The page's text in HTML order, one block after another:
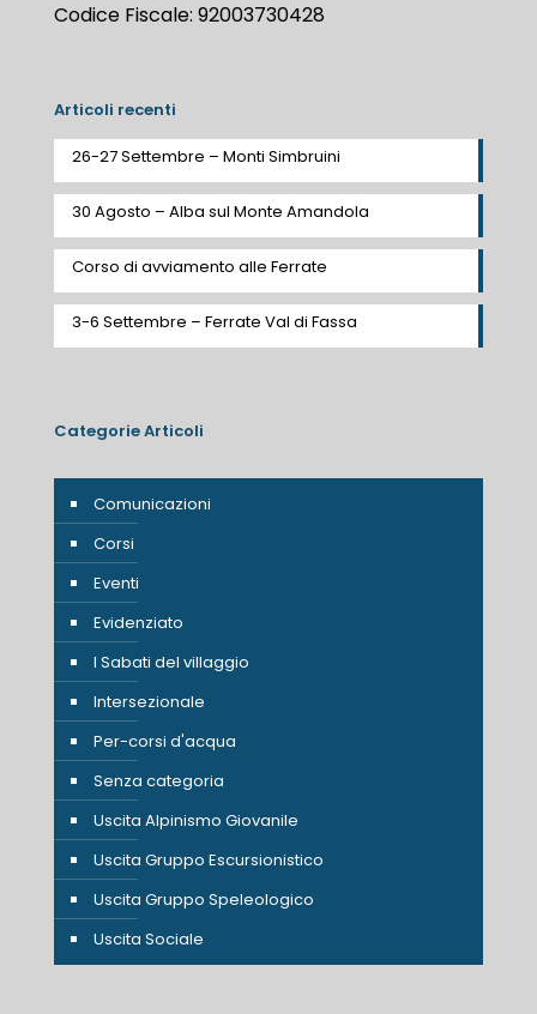
Codice Fiscale: 92003730428
Articoli recenti
26-27 Settembre – Monti Simbruini
30 Agosto – Alba sul Monte Amandola
Corso di avviamento alle Ferrate
3-6 Settembre – Ferrate Val di Fassa
Categorie Articoli
Comunicazioni
Corsi
Eventi
Evidenziato
I Sabati del villaggio
Intersezionale
Per-corsi d'acqua
Senza categoria
Uscita Alpinismo Giovanile
Uscita Gruppo Escursionistico
Uscita Gruppo Speleologico
Uscita Sociale